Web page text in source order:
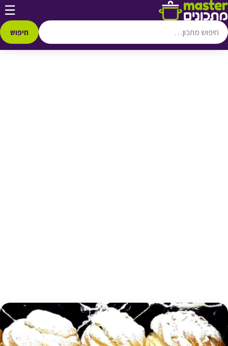
דלג לתוכן ☰
חיפוש
♥ הוספה